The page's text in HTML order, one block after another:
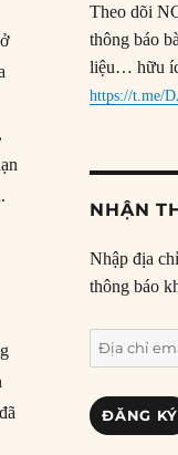
Theo dõi
thông báo
liệu… hữu
https://t.me/
NHẬN
Nhập địa
thông báo
Địa
chỉ
email
ĐĂNG KÝ